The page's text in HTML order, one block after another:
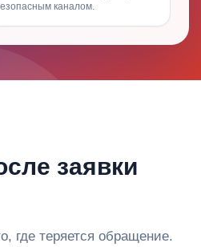
каналом.
заявки
где теряется обращение.